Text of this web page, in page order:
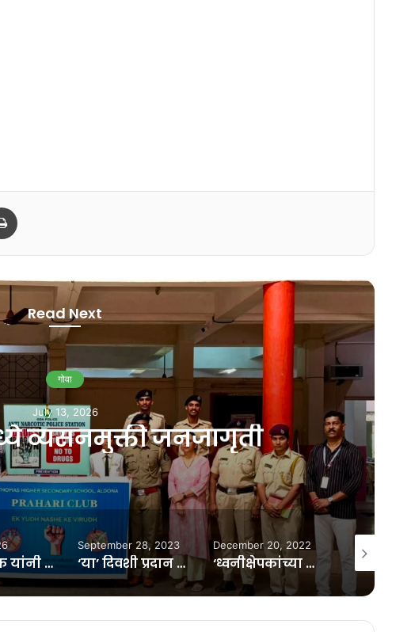
Read Next
July 13, 2026
​दत्ता नायक यांनी ​घेतला कोंकणी भाषा
मंडळाचा राजीनामा मागे
28, 2023
‘या’ दिवशी प्रदान होणार कोकणी भाषा मंडळाचे पुरस्कार…
December 20, 2022
‘ध्वनीक्षेपकांच्या वापरावरील बंदीतून द्यावा स्थानिकांना दिलासा’
March 28, 2023